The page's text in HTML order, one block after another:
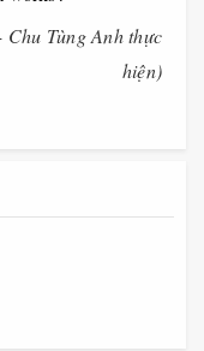
Chu Tùng Anh thực
hiện)